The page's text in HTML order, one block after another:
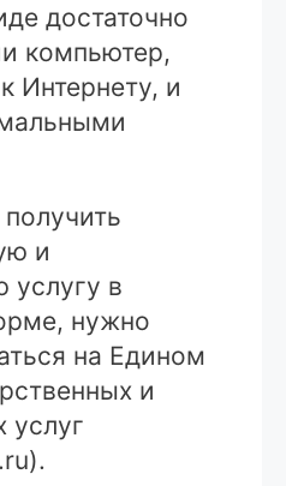
достаточно
компьютер,
Интернету, и
и
услугу в
нужно
на Едином
и
услуг